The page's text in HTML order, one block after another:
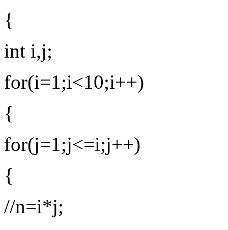
{
int i,j;
for(i=1;i<10;i++)
{
for(j=1;j<=i;j++)
{
//n=i*j;